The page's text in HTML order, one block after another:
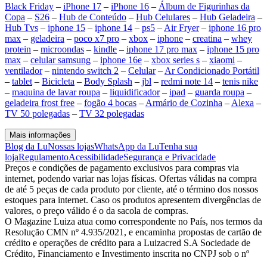
Black Friday – iPhone 17 – iPhone 16 – Álbum de Figurinhas da
Copa – S26 – Hub de Conteúdo – Hub Celulares – Hub Geladeira –
Hub Tvs – iphone 15 – iphone 14 – ps5 – Air Fryer– iphone 16 pro
max – geladeira – poco x7 pro – xbox – iphone – creatina – whey
protein – microondas – kindle – iphone 17 pro max – iphone 15 pro
max – celular samsung – iphone 16e – xbox series s – xiaomi –
ventilador– nintendo switch 2 – Celular– Ar Condicionado Portátil
– tablet – Bicicleta – Body Splash – jbl – redmi note 14 – tenis nike
– maquina de lavar roupa – liquidificador– ipad – guarda roupa –
geladeira frost free – fogão 4 bocas – Armário de Cozinha – Alexa –
TV 50 polegadas – TV 32 polegadas
Mais informações
Blog da LuNossas lojasWhatsApp da LuTenha sua
lojaRegulamentoAcessibilidadeSegurança e Privacidade
Preços e condições de pagamento exclusivos para compras via
internet, podendo variar nas lojas físicas. Ofertas válidas na compra
de até 5 peças de cada produto por cliente, até o término dos nossos
estoques para internet. Caso os produtos apresentem divergências de
valores, o preço válido é o da sacola de compras.
O Magazine Luiza atua como correspondente no País, nos termos da
Resolução CMN nº 4.935/2021, e encaminha propostas de cartão de
crédito e operações de crédito para a Luizacred S.A Sociedade de
Crédito, Financiamento e Investimento inscrita no CNPJ sob o nº